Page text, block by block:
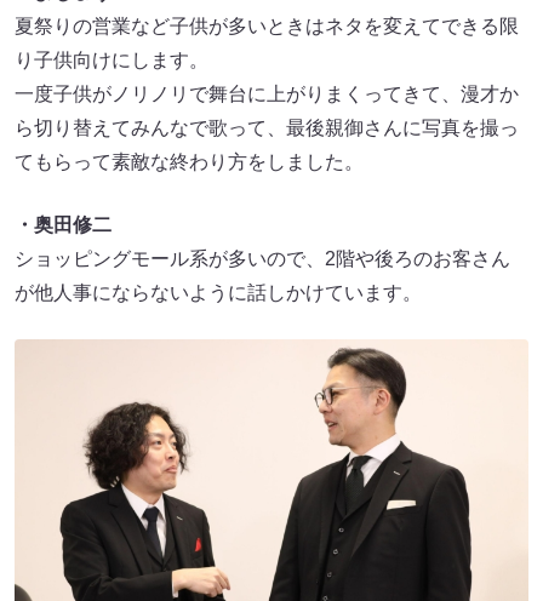
夏祭りの営業など子供が多いときはネタを変えてできる限
り子供向けにします。
一度子供がノリノリで舞台に上がりまくってきて、漫才か
ら切り替えてみんなで歌って、最後親御さんに写真を撮っ
てもらって素敵な終わり方をしました。
・奥田修二
ショッピングモール系が多いので、2階や後ろのお客さん
が他人事にならないように話しかけています。